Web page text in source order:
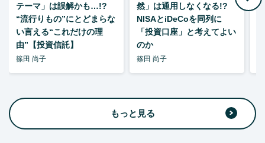
テーマ」は誤解かも…!?
“流行りもの”にとどまらな
い言える“これだけの理
由”【投資信託】
篠田 尚子
然」は通用しなくなる!?
NISAとiDeCoを同列に
「投資口座」と考えてよい
のか
篠田 尚子
もっと見る